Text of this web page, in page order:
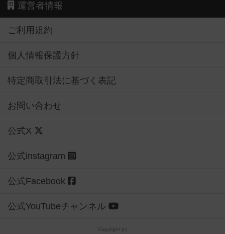
運営者情報
ご利用規約
個人情報保護方針
特定商取引法に基づく表記
お問い合わせ
公式X
公式instagram
公式Facebook
公式YouTubeチャンネル
Copyright (c)